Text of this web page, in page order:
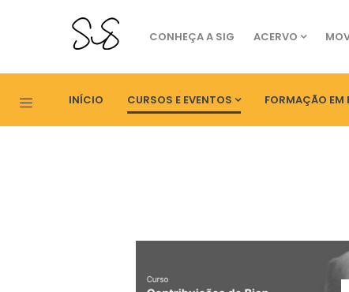
CONHEÇA A SIG ACERVO
INÍCIO CURSOS E EVENTOS FORMAÇÃO EM